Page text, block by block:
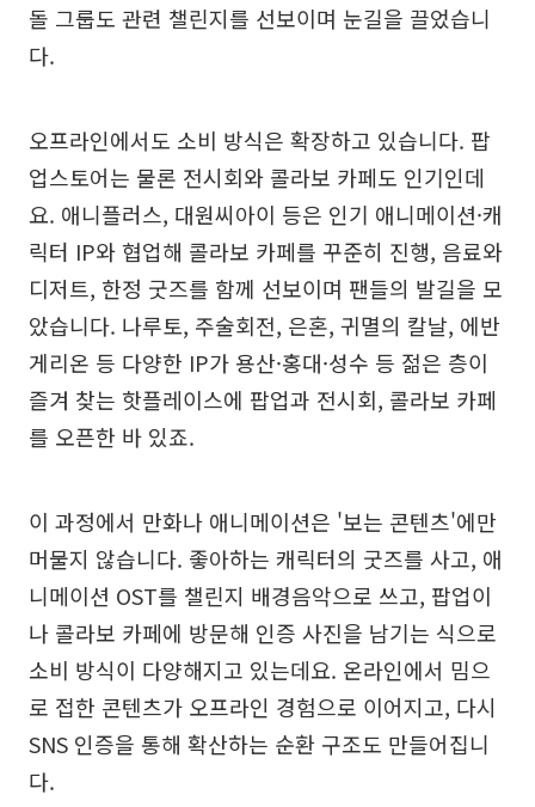
돌 그룹도 관련 챌린지를 선보이며 눈길을 끌었습니
다.
오프라인에서도 소비 방식은 확장하고 있습니다. 팝
업스토어는 물론 전시회와 콜라보 카페도 인기인데
요. 애니플러스, 대원씨아이 등은 인기 애니메이션·캐
릭터 IP와 협업해 콜라보 카페를 꾸준히 진행, 음료와
디저트, 한정 굿즈를 함께 선보이며 팬들의 발길을 모
았습니다. 나루토, 주술회전, 은혼, 귀멸의 칼날, 에반
게리온 등 다양한 IP가 용산·홍대·성수 등 젊은 층이
즐겨 찾는 핫플레이스에 팝업과 전시회, 콜라보 카페
를 오픈한 바 있죠.
이 과정에서 만화나 애니메이션은 '보는 콘텐츠'에만
머물지 않습니다. 좋아하는 캐릭터의 굿즈를 사고, 애
니메이션 OST를 챌린지 배경음악으로 쓰고, 팝업이
나 콜라보 카페에 방문해 인증 사진을 남기는 식으로
소비 방식이 다양해지고 있는데요. 온라인에서 밈으
로 접한 콘텐츠가 오프라인 경험으로 이어지고, 다시
SNS 인증을 통해 확산하는 순환 구조도 만들어집니
다.